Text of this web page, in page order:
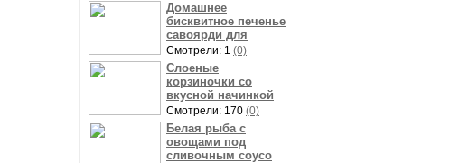
Домашнее
бисквитное печенье
савоярди для
Смотрели: 1 (0)
Слоеные
корзиночки со
вкусной начинкой
Смотрели: 170 (0)
Белая рыба с
овощами под
сливочным соусо